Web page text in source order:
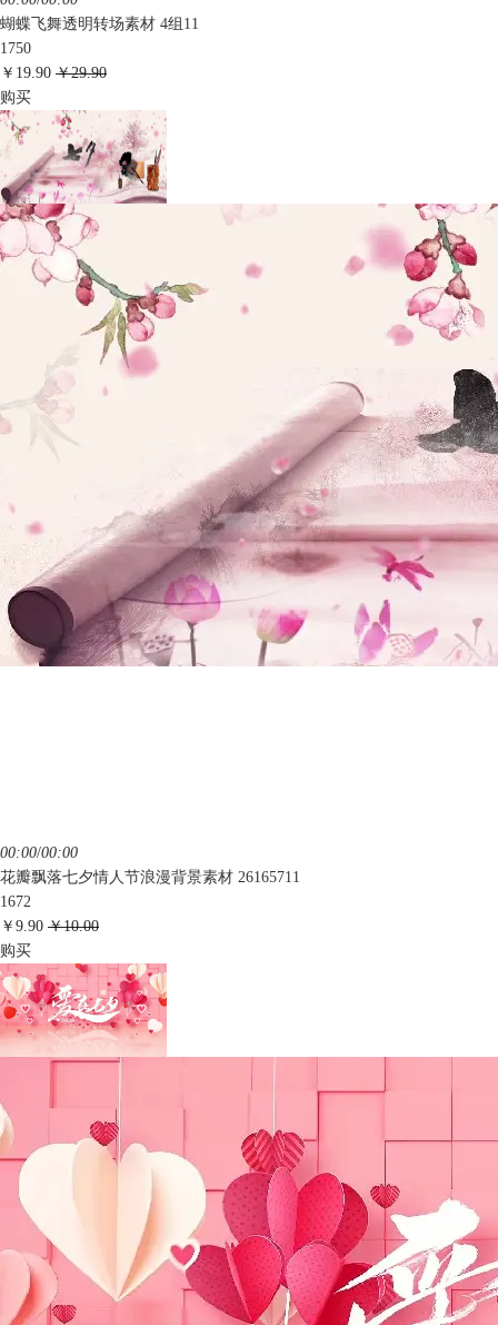
蝴蝶飞舞透明转场素材 4组11
1750
￥19.90 ￥29.90
购买
00:00/00:00
花瓣飘落七夕情人节浪漫背景素材 26165711
1672
￥9.90 ￥10.00
购买